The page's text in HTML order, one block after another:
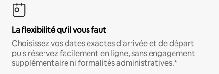
La flexibilité qu'il vous faut
Choisissez vos dates exactes d'arrivée et de départ
puis réservez facilement en ligne, sans engagement
supplémentaire ni formalités administratives.*